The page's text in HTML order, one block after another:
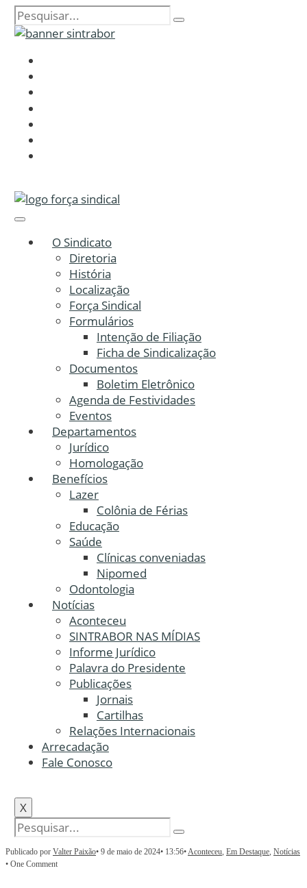
O Sindicato
Diretoria
História
Localização
Força Sindical
Formulários
Intenção de Filiação
Ficha de Sindicalização
Documentos
Boletim Eletrônico
Agenda de Festividades
Eventos
Departamentos
Jurídico
Homologação
Benefícios
Lazer
Colônia de Férias
Educação
Saúde
Clínicas conveniadas
Nipomed
Odontologia
Notícias
Aconteceu
SINTRABOR NAS MÍDIAS
Informe Jurídico
Palavra do Presidente
Publicações
Jornais
Cartilhas
Relações Internacionais
Arrecadação
Fale Conosco
X
Publicado por Valter Paixão• 9 de maio de 2024• 13:56•Aconteceu, Em Destaque, Notícias
• One Comment